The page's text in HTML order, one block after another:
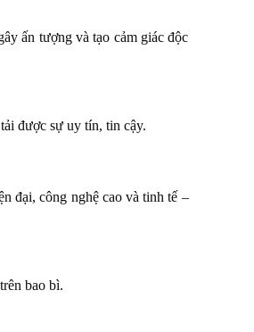
ấn tượng và tạo cảm giác độc
được sự uy tín, tin cậy.
đại, công nghệ cao và tinh tế –
bao bì.